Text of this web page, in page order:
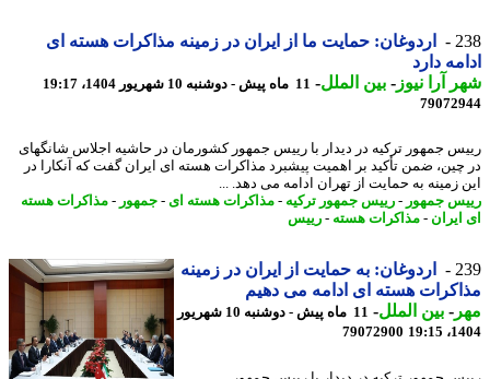
اردوغان: حمایت ما از ایران در زمینه مذاکرات هسته ای
دارد
آرا نیوز-بین الملل-11 ماه پیش - دوشنبه 10 شهریور 1404، 19:17
جمهور ترکیه در دیدار با رییس جمهور کشورمان در حاشیه اجلاس شانگهای
ضمن تأکید بر اهمیت پیشبرد مذاکرات هسته ای ایران گفت که آنکارا در
زمینه به حمایت از تهران ادامه می دهد. ...
جمهور-رییس جمهور ترکیه-مذاکرات هسته ای- جمهور-مذاکرات هسته
- مذاکرات هسته-رییس
اردوغان: به حمایت از ایران در زمینه
هسته ای ادامه می دهیم
-بین الملل-
11 ماه پیش - دوشنبه 10 شهریور
79072900